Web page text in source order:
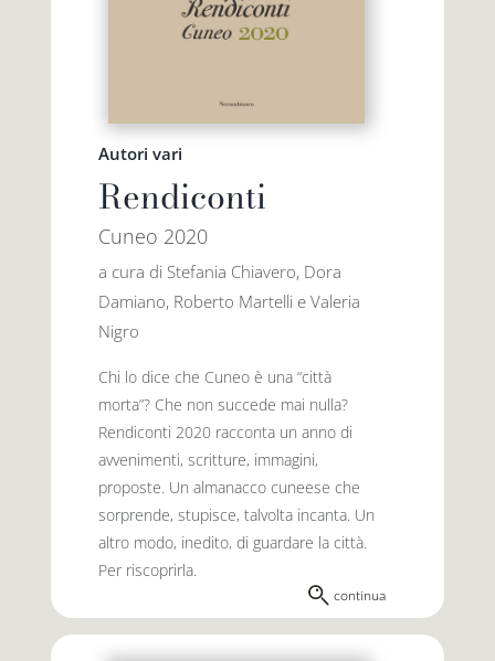
Autori vari
Rendiconti
Cuneo 2020
a cura di Stefania Chiavero, Dora
Damiano, Roberto Martelli e Valeria
Nigro
Chi lo dice che Cuneo è una “città
morta”? Che non succede mai nulla?
Rendiconti 2020 racconta un anno di
avvenimenti, scritture, immagini,
proposte. Un almanacco cuneese che
sorprende, stupisce, talvolta incanta. Un
altro modo, inedito, di guardare la città.
Per riscoprirla.
continua